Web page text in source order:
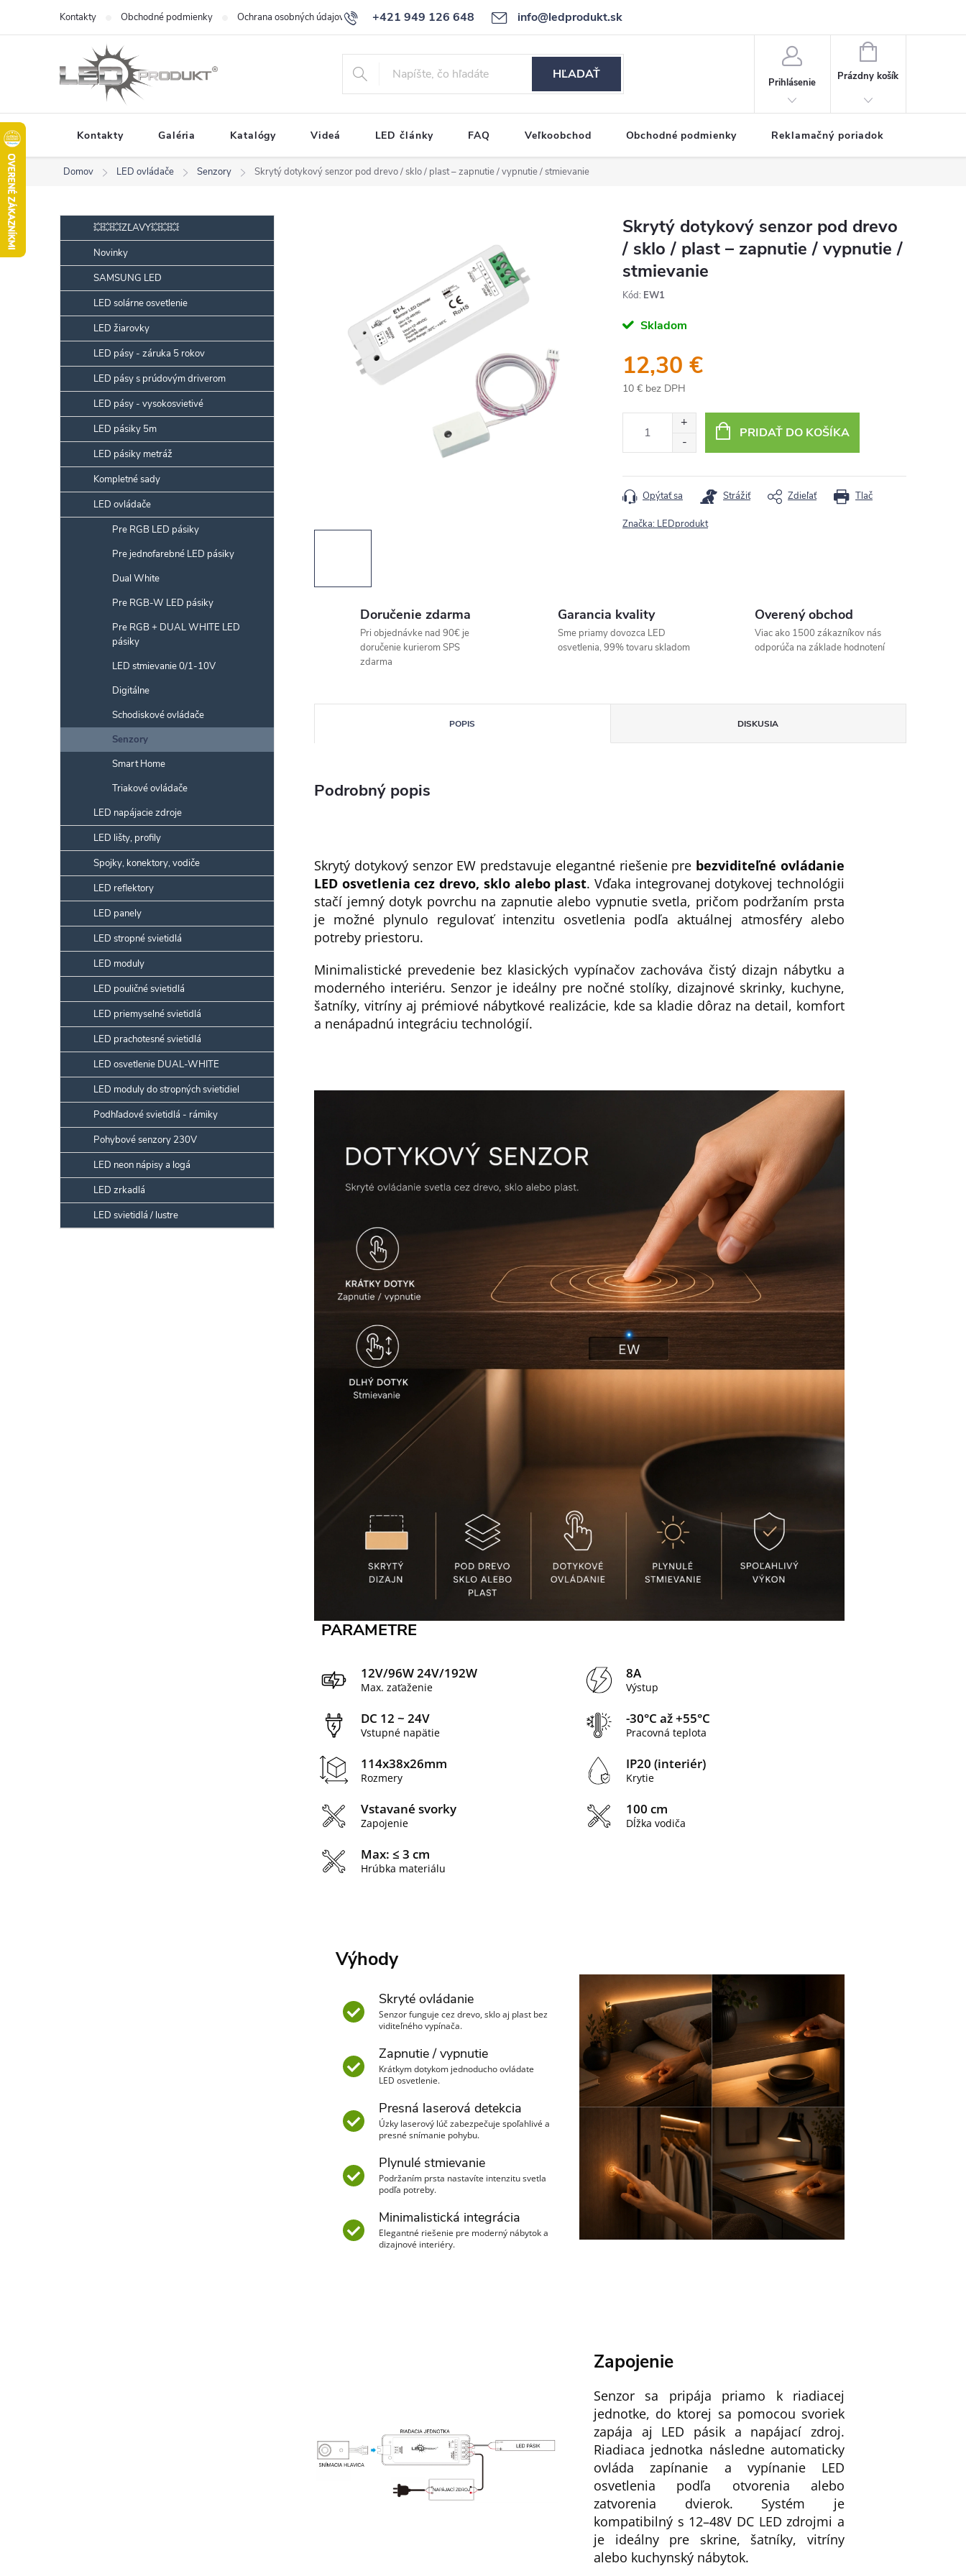
obsah
+421 949 126 648 info@ledprodukt.sk
Kontakty Obchodné podmienky Ochrana osobných údajov Reklamačný poriadok
HĽADAŤ
Prihlásenie
NÁKUPNÝ
KOŠÍK
Prázdny košík
Kontakty Galéria Katalógy Videá LED články FAQ Veľkoobchod Obchodné podmienky Reklamačný poriadok
Domov LED ovládače Senzory Skrytý dotykový senzor pod drevo / sklo / plast – zapnutie / vypnutie / stmievanie
o
č
n
a
n
e
Preskočiť
kategórie💥💥💥ZĽAVY💥💥💥
Novinky
SAMSUNG LED
LED solárne osvetlenie
LED žiarovky
LED pásy - záruka 5 rokov
LED pásy s prúdovým driverom
LED pásy - vysokosvietivé
LED pásiky 5m
LED pásiky metráž
Kompletné sady
LED ovládače
Pre RGB LED pásiky
Pre jednofarebné LED pásiky
Dual White
Pre RGB-W LED pásiky
Pre RGB + DUAL WHITE LED
pásiky
LED stmievanie 0/1-10V
Digitálne
Schodiskové ovládače
Senzory
Smart Home
Triakové ovládače
LED napájacie zdroje
LED lišty, profily
Spojky, konektory, vodiče
LED reflektory
LED panely
LED stropné svietidlá
LED moduly
LED pouličné svietidlá
LED priemyselné svietidlá
LED prachotesné svietidlá
LED osvetlenie DUAL-WHITE
LED moduly do stropných svietidiel
Podhľadové svietidlá - rámiky
Pohybové senzory 230V
LED neon nápisy a logá
LED zrkadlá
LED svietidlá / lustre
Skrytý dotykový senzor pod drevo
/ sklo / plast – zapnutie / vypnutie /
stmievanie
Kód: EW1
Skladom
12,30 €
10 € bez DPH
cena:
PRIDAŤ DO KOŠÍKA
Tlač
Opýtať sa Strážiť Zdieľať
Značka: LEDprodukt
Doručenie zdarma
Pri objednávke nad 90€ je
doručenie kurierom SPS
zdarma
Garancia kvality
Sme priamy dovozca LED
osvetlenia, 99% tovaru skladom
Overený obchod
Viac ako 1500 zákazníkov nás
odporúča na základe hodnotení
POPIS DISKUSIA
Podrobný popis
Skrytý dotykový senzor EW predstavuje elegantné riešenie pre bezviditeľné ovládanie
LED osvetlenia cez drevo, sklo alebo plast. Vďaka integrovanej dotykovej technológii
stačí jemný dotyk povrchu na zapnutie alebo vypnutie svetla, pričom podržaním prsta
je možné plynulo regulovať intenzitu osvetlenia podľa aktuálnej atmosféry alebo
potreby priestoru.
Minimalistické prevedenie bez klasických vypínačov zachováva čistý dizajn nábytku a
moderného interiéru. Senzor je ideálny pre nočné stolíky, dizajnové skrinky, kuchyne,
šatníky, vitríny aj prémiové nábytkové realizácie, kde sa kladie dôraz na detail, komfort
a nenápadnú integráciu technológií.
PARAMETRE
12V/96W 24V/192W
Max. zaťaženie
8A
Výstup
DC 12 ~ 24V
Vstupné napätie
-30°C až +55°C
Pracovná teplota
114x38x26mm
Rozmery
IP20 (interiér)
Krytie
Vstavané svorky
Zapojenie
100 cm
Dĺžka vodiča
Max: ≤ 3 cm
Hrúbka materiálu
Výhody
Skryté ovládanie
Senzor funguje cez drevo, sklo aj plast bez
viditeľného vypínača.
Zapnutie / vypnutie
Krátkym dotykom jednoducho ovládate
LED osvetlenie.
Presná laserová detekcia
Úzky laserový lúč zabezpečuje spoľahlivé a
presné snímanie pohybu.
Plynulé stmievanie
Podržaním prsta nastavíte intenzitu svetla
podľa potreby.
Minimalistická integrácia
Elegantné riešenie pre moderný nábytok a
dizajnové interiéry.
Zapojenie
Senzor sa pripája priamo k riadiacej
jednotke, do ktorej sa pomocou svoriek
zapája aj LED pásik a napájací zdroj.
Riadiaca jednotka následne automaticky
ovláda zapínanie a vypínanie LED
osvetlenia podľa otvorenia alebo
zatvorenia dvierok. Systém je
kompatibilný s 12–48V DC LED zdrojmi a
je ideálny pre skrine, šatníky, vitríny
alebo kuchynský nábytok.